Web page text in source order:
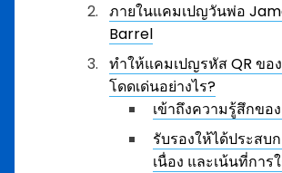
ภายในแคมเปญวันพ่อ
Barrel
ทำให้แคมเปญรหัส QR ขอ
โดดเด่นอย่างไร?
เข้าถึงความรู้สึกขอ
รับรองให้ได้ประสบ
เนื่อง และเน้นที่การ